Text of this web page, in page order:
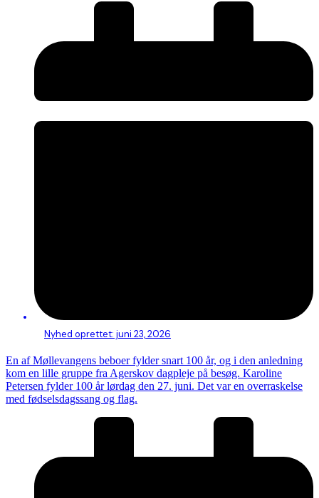
Nyhed oprettet: juni 23, 2026
En af Møllevangens beboer fylder snart 100 år, og i den anledning
kom en lille gruppe fra Agerskov dagpleje på besøg. Karoline
Petersen fylder 100 år lørdag den 27. juni. Det var en overraskelse
med fødselsdagssang og flag.